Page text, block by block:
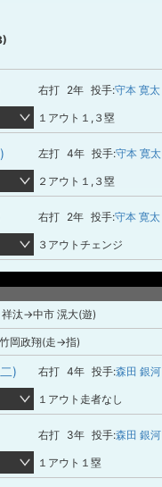
右打 2年 投手:守本 寛太
１アウト１,３塁
左打 4年 投手:守本 寛太
２アウト１,３塁
右打 2年 投手:守本 寛太
３アウトチェンジ
祥汰→中市 滉大(遊)
竹岡政翔(走→指)
) 右打 4年 投手:森田 銀河
１アウト走者なし
右打 3年 投手:森田 銀河
１アウト１塁